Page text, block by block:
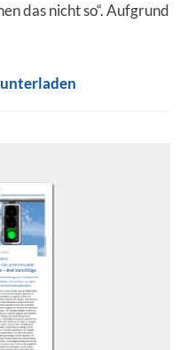
das nicht so“. Aufgrund